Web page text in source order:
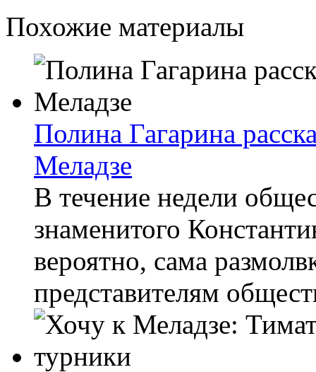
Похожие материалы
Полина Гагарина
Меладзе
В течение недели
знаменитого
вероятно, сама
представителям